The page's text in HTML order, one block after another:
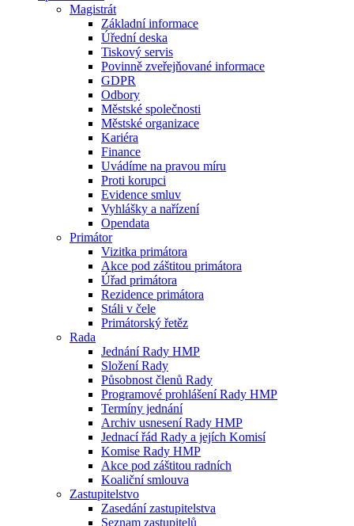
Magistrát
Základní informace
Úřední deska
Tiskový servis
Povinně zveřejňované informace
GDPR
Odbory
Městské společnosti
Městské organizace
Kariéra
Finance
Uvádíme na pravou míru
Proti korupci
Evidence smluv
Vyhlášky a nařízení
Opendata
Primátor
Vizitka primátora
Akce pod záštitou primátora
Úřad primátora
Rezidence primátora
Stáli v čele
Primátorský řetěz
Rada
Jednání Rady HMP
Složení Rady
Působnost členů Rady
Programové prohlášení Rady HMP
Termíny jednání
Archiv usnesení Rady HMP
Jednací řád Rady a jejích Komisí
Komise Rady HMP
Akce pod záštitou radních
Koaliční smlouva
Zastupitelstvo
Zasedání zastupitelstva
Seznam zastupitelů